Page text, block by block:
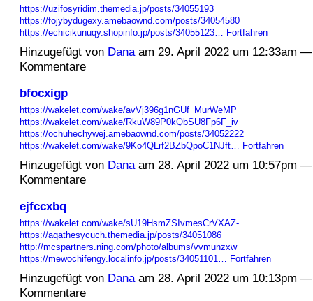
https://uzifosyridim.themedia.jp/posts/34055193
https://fojybydugexy.amebaownd.com/posts/34054580
https://echicikunuqy.shopinfo.jp/posts/34055123… Fortfahren
Hinzugefügt von Danaam 29. April 2022 um 12:33am
Kommentare
bfocxigp
https://wakelet.com/wake/avVj396g1nGUf_MurWeMP
https://wakelet.com/wake/RkuW89P0kQbSU8Fp6F_iv
https://ochuhechywej.amebaownd.com/posts/34052222
https://wakelet.com/wake/9Ko4QLrf2BZbQpoC1NJft… Fortfahren
Hinzugefügt von Danaam 28. April 2022 um 10:57pm
Kommentare
ejfccxbq
https://wakelet.com/wake/sU19HsmZSIvmesCrVXAZ-
https://aqathesycuch.themedia.jp/posts/34051086
http://mcspartners.ning.com/photo/albums/vvmunzxw
https://mewochifengy.localinfo.jp/posts/34051101… Fortfahren
Hinzugefügt von Danaam 28. April 2022 um 10:13pm
Kommentare